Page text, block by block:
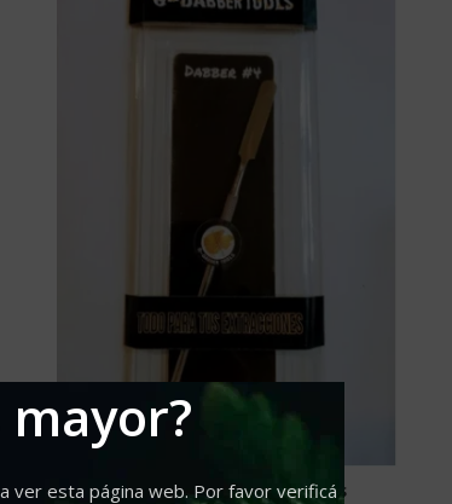
mayor?
ver esta página web. Por favor verificá
AÑADIR AL CARRITO
Dabber #4 – G-Dabber Tools